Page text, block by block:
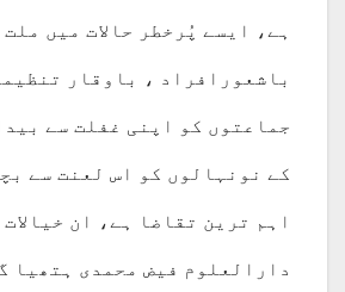
ہے، ایسے پُرخطر حالات میں ملت
باشعورافراد ، باوقار
جماعتوں کو اپنی غفلت سے
کے نونہالوں کو اس لعنت سے
اہم ترین تقاضا ہے، ان خیالات
دارالعلوم فیض محمدی ہتھیا